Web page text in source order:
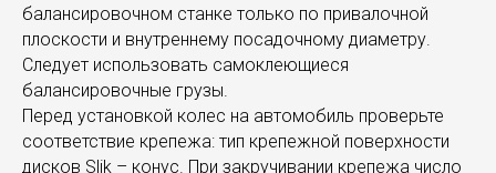
балансировочном станке только по привалочной
плоскости и внутреннему посадочному диаметру.
Следует использовать самоклеющиеся
балансировочные грузы.
Перед установкой колес на автомобиль проверьте
соответствие крепежа: тип крепежной поверхности
дисков Slik – конус. При закручивании крепежа число